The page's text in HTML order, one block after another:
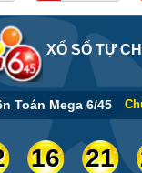
XỔ SỐ TỰ
Toán Mega 6/45
16 21